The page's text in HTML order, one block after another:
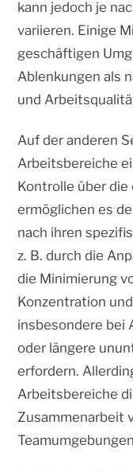
kann jedoch je
variieren. Einige
geschäftigen
Ablenkungen als
und
Auf der anderen
Arbeitsbereiche
Kontrolle über die
ermöglichen es
nach ihren
z. B. durch die
die Minimierung
Konzentration
insbesondere bei
oder längere
erfordern.
Arbeitsbereiche
Zusammenarbeit